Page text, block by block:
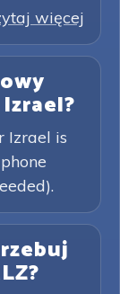
więcej
Izrael is